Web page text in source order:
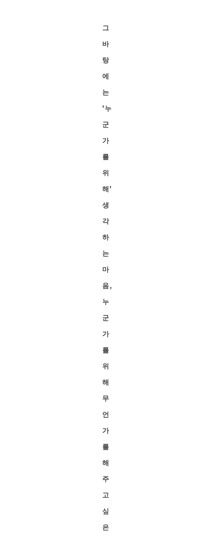
그
바
탕
에
는
'누
군
가
를
위
해'
생
각
하
는
마
음,
누
군
가
를
위
해
무
언
가
를
해
주
고
싶
은